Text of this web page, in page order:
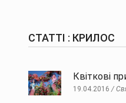
СТАТТІ : КРИЛОС
Квіткові
19.04.2016